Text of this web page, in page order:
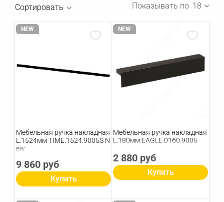
Сортировать Показывать по 18
NEW
Мебельная ручка накладная
L.1524мм TIME.1524.9005S N
ew
9 860 руб
Купить
NEW
Мебельная ручка накладная
L.180мм EAGLE.0160.9005
2 880 руб
Купить